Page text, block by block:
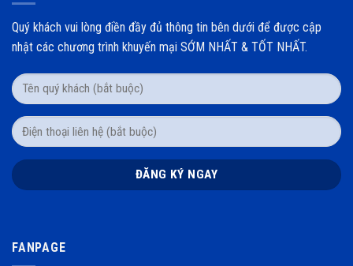
Quý khách vui lòng điền đầy đủ thông tin bên dưới để được cập
nhật các chương trình khuyến mại SỚM NHẤT & TỐT NHẤT.
FANPAGE